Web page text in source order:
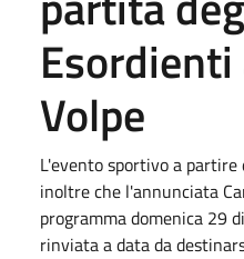
Volpe
L'evento sportivo a partire
inoltre che l'annunciata
programma domenica 29
rinviata a data da